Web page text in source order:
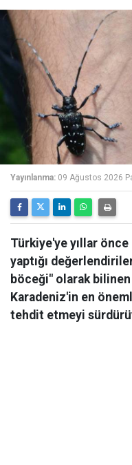
Yayınlanma: 09 Ağustos 2026
Türkiye'ye yıllar
yaptığı
böceği" olarak
Karadeniz'in en
tehdit etmeyi